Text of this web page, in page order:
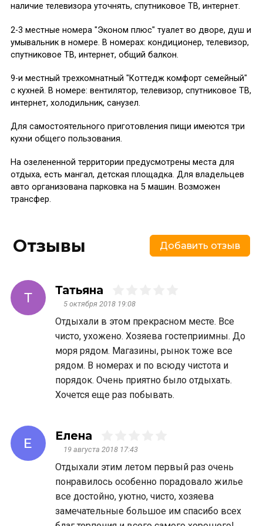
наличие телевизора уточнять, спутниковое ТВ, интернет.
2-3 местные номера "Эконом плюс" туалет во дворе, душ и
умывальник в номере. В номерах: кондиционер, телевизор,
спутниковое ТВ, интернет, общий балкон.
9-и местный трехкомнатный "Коттедж комфорт семейный"
с кухней. В номере: вентилятор, телевизор, спутниковое ТВ,
интернет, холодильник, санузел.
Для самостоятельного приготовления пищи имеются три
кухни общего пользования.
На озелененной территории предусмотрены места для
отдыха, есть мангал, детская площадка. Для владельцев
авто организована парковка на 5 машин. Возможен
трансфер.
Отзывы Добавить отзыв
Т Татьяна
5 октября 2018 19:08
Отдыхали в этом прекрасном месте. Все
чисто, ухожено. Хозяева гостеприимны. До
моря рядом. Магазины, рынок тоже все
рядом. В номерах и по всюду чистота и
порядок. Очень приятно было отдыхать.
Хочется еще раз побывать.
Е Елена
19 августа 2018 17:43
Отдыхали этим летом первый раз очень
понравилось особенно порадовало жилье
все достойно, уютно, чисто, хозяева
замечательные большое им спасибо всех